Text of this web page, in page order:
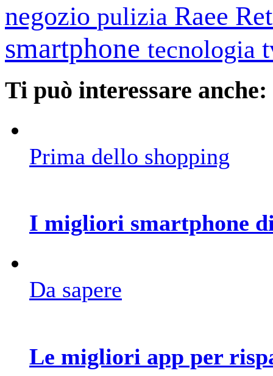
negozio pulizia Raee
smartphone tecnologia
Ti può interessare anche:
Prima dello shopping
I migliori smartphone
Da sapere
Le migliori app per